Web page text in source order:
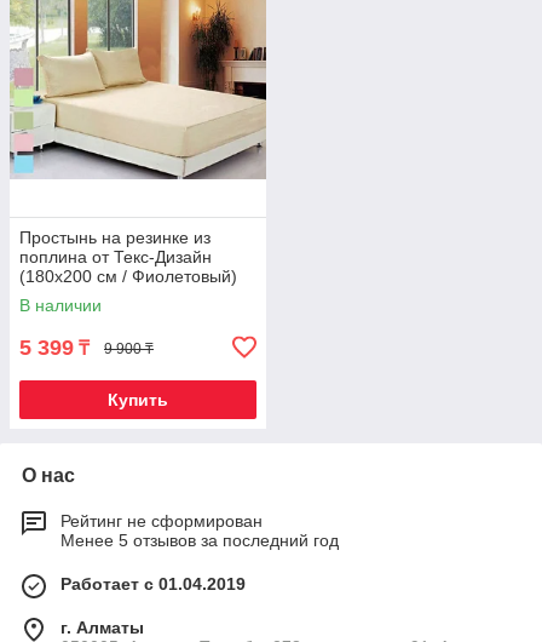
Простынь на резинке из
поплина от Текс-Дизайн
(180х200 см / Фиолетовый)
В наличии
5 399 ₸ 9 900 ₸
Купить
О нас
Рейтинг не сформирован
Менее 5 отзывов за последний год
Работает с 01.04.2019
г. Алматы